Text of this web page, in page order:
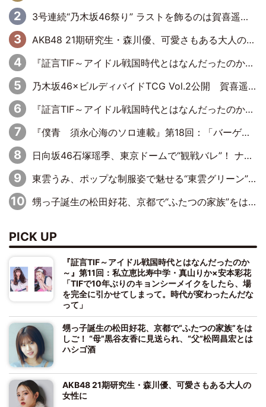
3号連続“乃木坂46祭り” ラストを飾るのは賀喜遥香…5年ぶりの登場に「5年分大人になった私を見ていただけたら」
AKB48 21期研究生・森川優、可愛さもある大人の女性に
『証言TIF～アイドル戦国時代とはなんだったのか～』第10回：さくら学院・武藤彩未×飯田らうら「正直、中3で辞めるというのを信じてなくて。そう言われてはいたけど、嘘でしょって」
乃木坂46×ビルディバイドTCG Vol.2公開 賀喜遥香＆田村真佑が『京まふ』ステージに登壇
『証言TIF～アイドル戦国時代とはなんだったのか～』第11回：私立恵比寿中学・真山りか×安本彩花「TIFで10年ぶりのキョンシーメイクをしたら、場を完全に引かせてしまって。時代が変わったんだなって」
『僕青 須永心海のソロ連載』第18回：「バーゲンセールハンターみうな inしまむら」編
日向坂46石塚瑶季、東京ドームで“観戦バレ”！ ナイツ・塙も認めた「巨人に詳しすぎるアイドル」は元VENUSスクール生で杉内コーチ推し⁉
東雲うみ、ポップな制服姿で魅せる“東雲グリーン”の正体
甥っ子誕生の松田好花、京都で“ふたつの家族”をはしご！ “母”黒谷友香に見送られ、“父”松岡昌宏とはハシゴ酒
PICK UP
『証言TIF～アイドル戦国時代とはなんだったのか
～』第11回：私立恵比寿中学・真山りか×安本彩花
「TIFで10年ぶりのキョンシーメイクをしたら、場
を完全に引かせてしまって。時代が変わったんだな
って」
甥っ子誕生の松田好花、京都で“ふたつの家族”をは
しご！ “母”黒谷友香に見送られ、“父”松岡昌宏とは
ハシゴ酒
AKB48 21期研究生・森川優、可愛さもある大人の
女性に